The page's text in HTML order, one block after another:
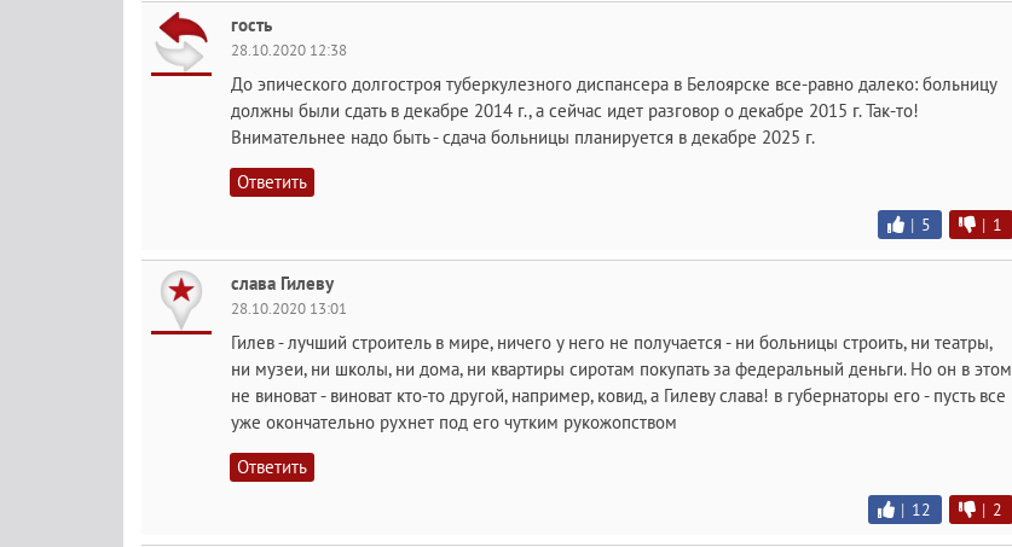
гость
28.10.2020 12:38
До эпического долгостроя туберкулезного диспансера в Белоярске все-равно далеко: больницу
должны были сдать в декабре 2014 г., а сейчас идет разговор о декабре 2015 г. Так-то!
Внимательнее надо быть - сдача больницы планируется в декабре 2025 г.
Ответить
| 5 | 1
слава Гилеву
28.10.2020 13:01
Гилев - лучший строитель в мире, ничего у него не получается - ни больницы строить, ни театры,
ни музеи, ни школы, ни дома, ни квартиры сиротам покупать за федеральный деньги. Но он в этом
не виноват - виноват кто-то другой, например, ковид, а Гилеву слава! в губернаторы его - пусть все
уже окончательно рухнет под его чутким рукожопством
Ответить
| 12 | 2